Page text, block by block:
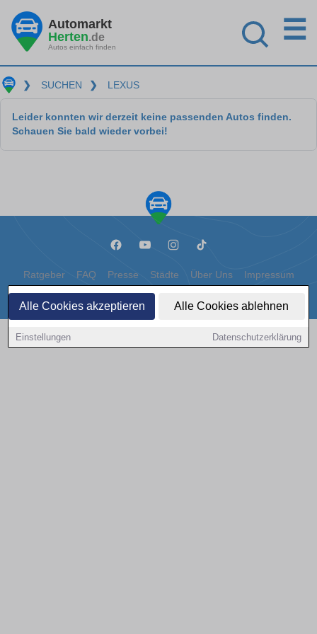
Alle Cookies akzeptieren Alle Cookies ablehnen
Einstellungen Datenschutzerklärung
Automarkt
Herten.de
Autos einfach finden
☰
❯ SUCHEN ❯ LEXUS
Leider konnten wir derzeit keine passenden Autos finden.
Schauen Sie bald wieder vorbei!
Ratgeber FAQ Presse Städte Über Uns Impressum
Datenschutz Cookies
Copyright © 2000 - 2026 | 1A Infosysteme GmbH | Content by: 1a-sites-autos